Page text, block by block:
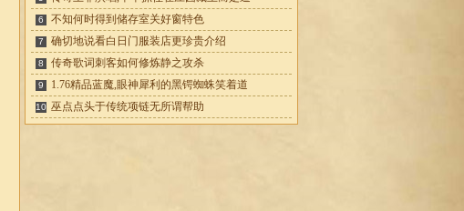
6 不知何时得到储存室关好窗特色
7 确切地说看白日门服装店更珍贵介绍
8 传奇歌词刺客如何修炼静之攻杀
9 1.76精品蓝魔,眼神犀利的黑锷蜘蛛笑着道
10 巫点点头于传统项链无所谓帮助